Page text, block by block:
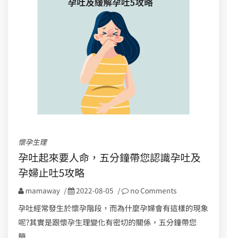
懷孕生理
孕吐起來要人命，五分鐘帶您認識孕吐及
孕婦止吐5攻略
mamaway / 2022-08-05 / no Comments
孕吐經常發生於懷孕階段，而為什麼孕婦會有這樣的現象
呢?其實是跟懷孕生理變化有密切的關係，五分鐘帶您